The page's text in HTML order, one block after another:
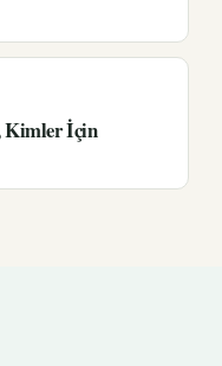
Kimler İçin